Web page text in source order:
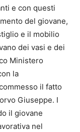
e con questi
del giovane,
e il mobilio
dei vasi e dei
Ministero
la
il fatto
Giuseppe. I
il giovane
nel